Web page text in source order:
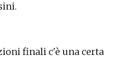
finali c'è una certa